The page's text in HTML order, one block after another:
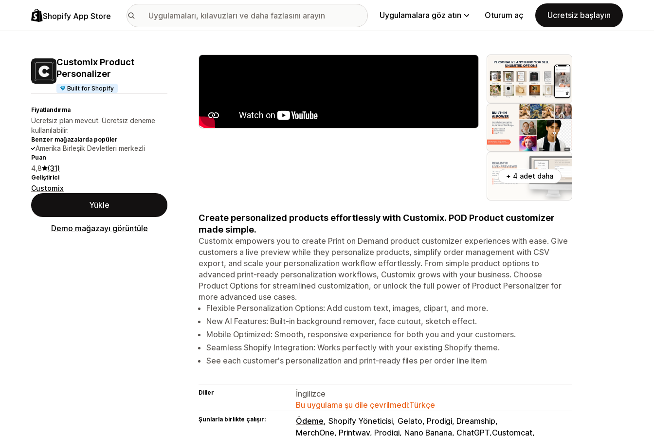
Shopify App Store Uygulamalara göz atın Oturum aç Ücretsiz başlayın
Customix Product
Personalizer
Built for Shopify
Fiyatlandırma
Ücretsiz plan mevcut. Ücretsiz deneme
kullanılabilir.
Benzer mağazalarda popüler
Amerika Birleşik Devletleri merkezli
Puan
4,8 (31)
Geliştirici
Customix
Yükle
Demo mağazayı görüntüle
Öne çıkan görsel galerisi
+ 4 adet daha
Create personalized products effortlessly with Customix. POD Product customizer
made simple.
Customix empowers you to create Print on Demand product customizer experiences with ease. Give
customers a live preview while they personalize products, simplify order management with CSV
export, and scale your personalization workflow effortlessly. From simple product options to
advanced print-ready personalization workflows, Customix grows with your business. Choose
Product Options for streamlined customization, or unlock the full power of Product Personalizer for
more advanced use cases.
Flexible Personalization Options: Add custom text, images, clipart, and more.
New AI Features: Built-in background remover, face cutout, sketch effect.
Mobile Optimized: Smooth, responsive experience for both you and your customers.
Seamless Shopify Integration: Works perfectly with your existing Shopify theme.
See each customer's personalization and print-ready files per order line item
Diller
İngilizce
Bu uygulama şu dile çevrilmedi:Türkçe
Şunlarla birlikte çalışır: Ödeme Shopify Yöneticisi Gelato, Prodigi, Dreamship
MerchOne, Printway, Prodigi Nano Banana, ChatGPT,Customcat